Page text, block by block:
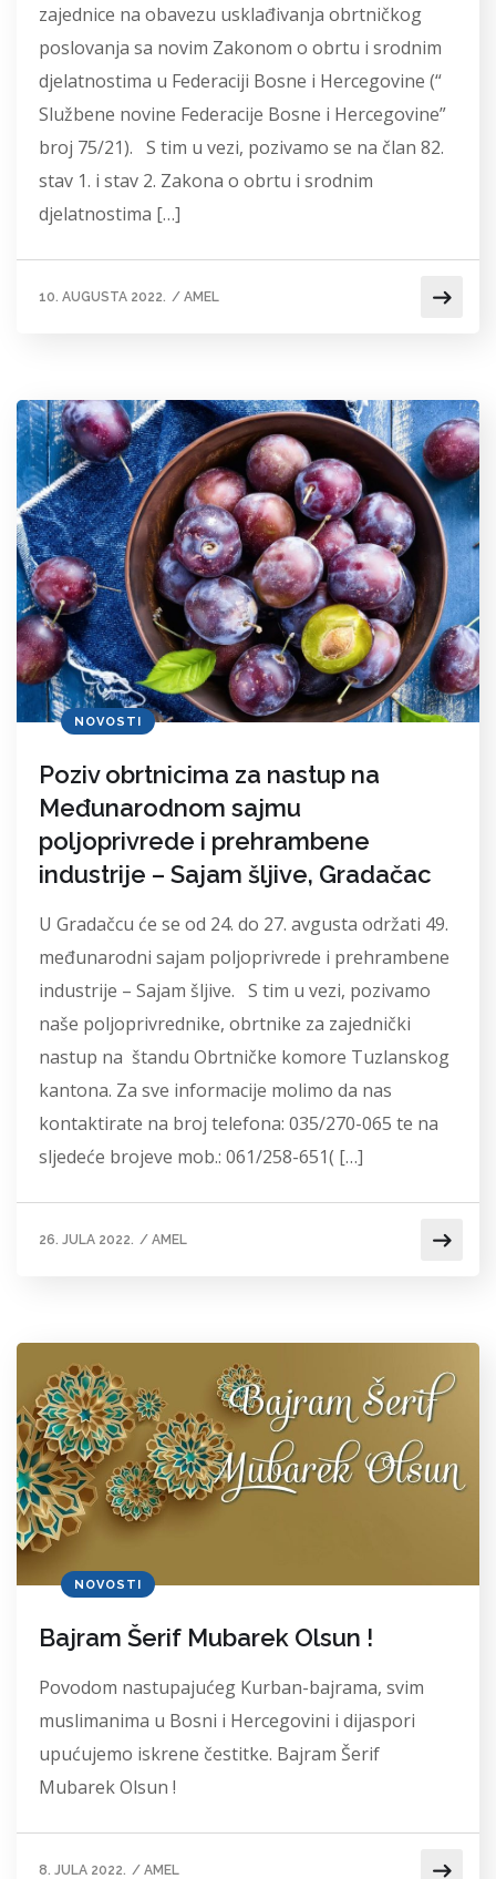
zajednice na obavezu usklađivanja obrtničkog
poslovanja sa novim Zakonom o obrtu i srodnim
djelatnostima u Federaciji Bosne i Hercegovine (“
Službene novine Federacije Bosne i Hercegovine”
broj 75/21). S tim u vezi, pozivamo se na član 82.
stav 1. i stav 2. Zakona o obrtu i srodnim
djelatnostima […]
10. AUGUSTA 2022. / AMEL
NOVOSTI
Poziv obrtnicima za nastup na
Međunarodnom sajmu
poljoprivrede i prehrambene
industrije – Sajam šljive, Gradačac
U Gradačcu će se od 24. do 27. avgusta održati 49.
međunarodni sajam poljoprivrede i prehrambene
industrije – Sajam šljive. S tim u vezi, pozivamo
naše poljoprivrednike, obrtnike za zajednički
nastup na štandu Obrtničke komore Tuzlanskog
kantona. Za sve informacije molimo da nas
kontaktirate na broj telefona: 035/270-065 te na
sljedeće brojeve mob.: 061/258-651( […]
26. JULA 2022. / AMEL
NOVOSTI
Bajram Šerif Mubarek Olsun !
Povodom nastupajućeg Kurban-bajrama, svim
muslimanima u Bosni i Hercegovini i dijaspori
upućujemo iskrene čestitke. Bajram Šerif
Mubarek Olsun !
8. JULA 2022. / AMEL